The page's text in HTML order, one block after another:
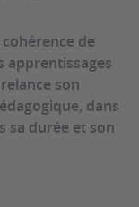
de
apprentissages
son
dans
sa durée et son